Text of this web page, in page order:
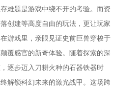
难题是游戏中绕不开的考验。而资
创建等高度自由的玩法，更让玩家
游戏里，亲眼见证史前巨兽穿梭于
覆感官的新奇体验。随着探索的深
逐步迈入刀耕火种的石器铁器时
解锁科幻未来的激光战甲。这场跨